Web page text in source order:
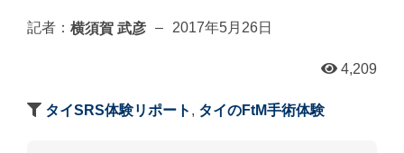
記者： 横須賀 武彦 – 2017年5月26日
4,209
タイSRS体験リポート , タイのFtM手術体験